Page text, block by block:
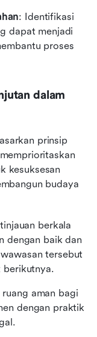
: Identifikasi
dapat menjadi
proses
dalam
prinsip
kesuksesan
budaya
berkala
dengan baik dan
tersebut
berikutnya.
aman bagi
dengan praktik